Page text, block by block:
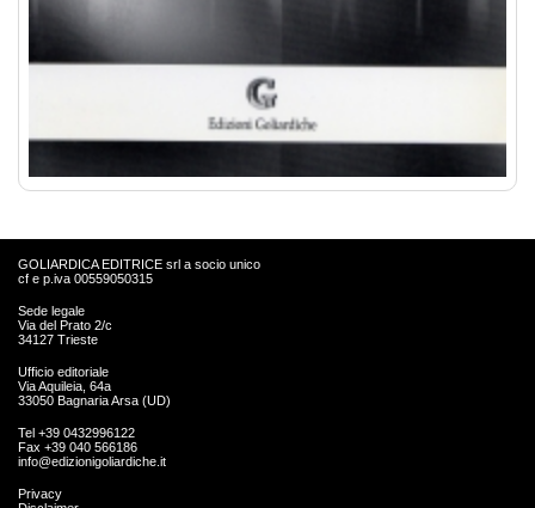
GOLIARDICA EDITRICE srl a socio unico
cf e p.iva 00559050315
Sede legale
Via del Prato 2/c
34127 Trieste
Ufficio editoriale
Via Aquileia, 64a
33050 Bagnaria Arsa (UD)
Tel +39 0432996122
Fax +39 040 566186
info@edizionigoliardiche.it
Privacy